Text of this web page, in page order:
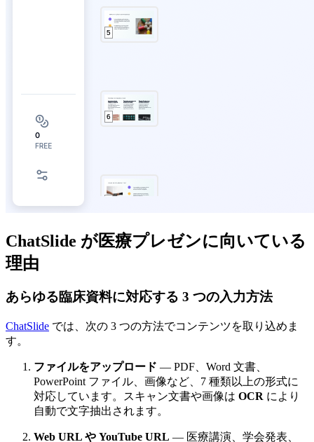
ChatSlide が医療プレゼンに向いている
理由
あらゆる臨床資料に対応する 3 つの入力方法
ChatSlide では、次の 3 つの方法でコンテンツを取り込めま
す。
ファイルをアップロード — PDF、Word 文書、
PowerPoint ファイル、画像など、7 種類以上の形式に
対応しています。スキャン文書や画像は OCR により
自動で文字抽出されます。
Web URL や YouTube URL — 医療講演、学会発表、